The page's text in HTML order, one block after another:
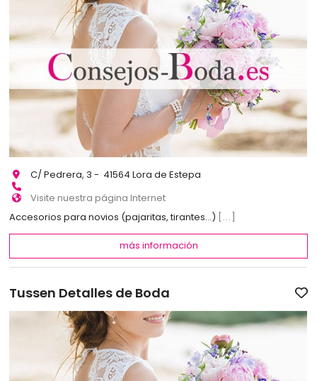
C/ Pedrera, 3 - 41564 Lora de Estepa
Visite nuestra página Internet
Accesorios para novios (pajaritas, tirantes…) [...]
más información
Tussen Detalles de Boda